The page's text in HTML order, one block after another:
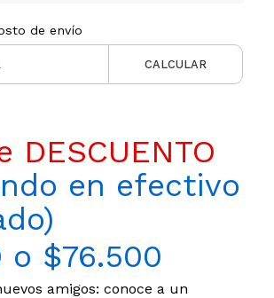
de envío
CALCULAR
DESCUENTO
en efectivo
o $76.500
amigos: conoce a un